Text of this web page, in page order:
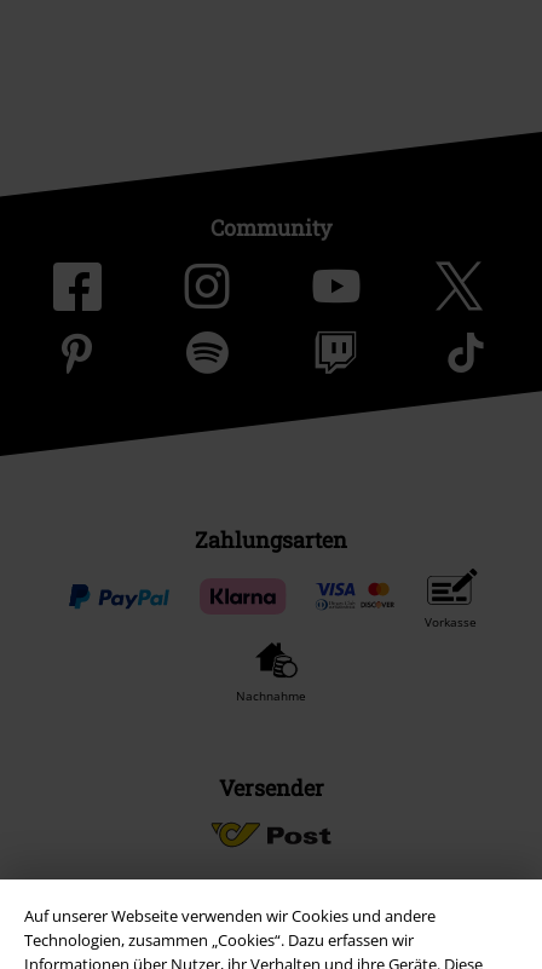
Auf unserer Webseite verwenden wir Cookies und andere
Technologien, zusammen „Cookies“. Dazu erfassen wir
Informationen über Nutzer, ihr Verhalten und ihre Geräte. Diese
Community
Zahlungsarten
Vorkasse
Nachnahme
Versender
EMP App